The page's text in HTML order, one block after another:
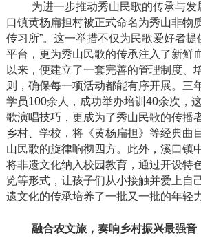
为进一步推动秀山民歌的传承与发
口镇黄杨扁担村被正式命名为秀山非物
传习所”。这一举措不仅为民歌爱好者
平台，更为秀山民歌的传承注入了新鲜
以来，便建立了一套完善的管理制度、
则，确保每一项活动都能有序开展。三
学员100余人，成功举办培训40余次，
歌演唱技巧，更成为了秀山民歌的传播
乡村、学校，将《黄杨扁担》等经典曲
山民歌的旋律响彻四方。此外，溪口镇
将非遗文化纳入校园教育，通过开设特
览等形式，让孩子们从小接触并爱上自
遗文化的传承培养了一批又一批的年轻
融合农文旅，奏响乡村振兴最强音